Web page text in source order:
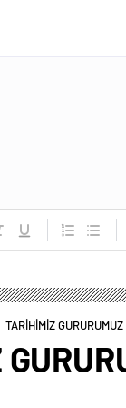
TARİHİMİZ GURURUMUZ